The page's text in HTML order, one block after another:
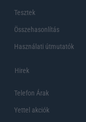
Tesztek
Összehasonlítás
Használati útmutatók
Hirek
Telefon Árak
Yettel akciók